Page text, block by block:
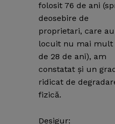
folosit 76 de ani
deosebire de
proprietari, care au
locuit nu mai mult
de 28 de ani), am
constatat şi un
ridicat de
fizică.
Desigur: